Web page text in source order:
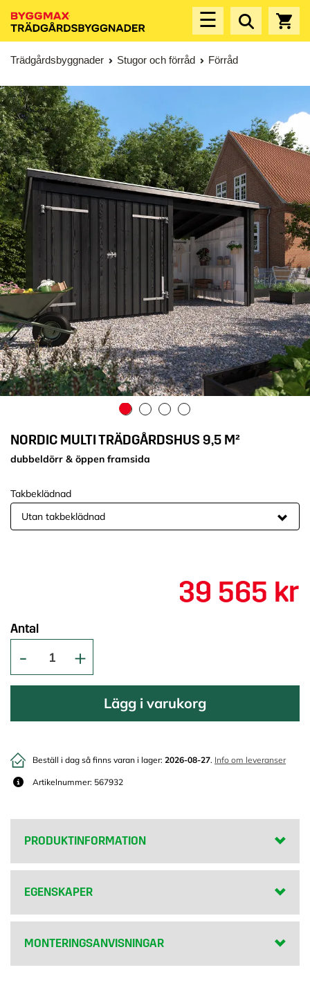
☰
Trädgårdsbyggnader Stugor och förråd Förråd
NORDIC MULTI TRÄDGÅRDSHUS 9,5 M²
dubbeldörr & öppen framsida
Takbeklädnad
39 565 kr
Antal
Lägg i varukorg
Beställ i dag så finns varan i lager: 2026-08-27. Info om leveranser
Artikelnummer: 567932
PRODUKTINFORMATION
EGENSKAPER
MONTERINGSANVISNINGAR